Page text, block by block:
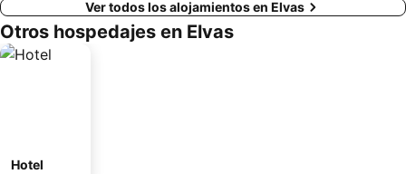
Ver todos los alojamientos en Elvas
Otros hospedajes en Elvas
Hotel